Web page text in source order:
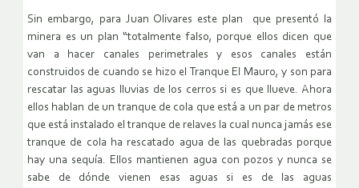
Sin embargo, para Juan Olivares este plan que presentó la
minera es un plan “totalmente falso, porque ellos dicen que
van a hacer canales perimetrales y esos canales están
construidos de cuando se hizo el Tranque El Mauro, y son para
rescatar las aguas lluvias de los cerros si es que llueve. Ahora
ellos hablan de un tranque de cola que está a un par de metros
que está instalado el tranque de relaves la cual nunca jamás ese
tranque de cola ha rescatado agua de las quebradas porque
hay una sequía. Ellos mantienen agua con pozos y nunca se
sabe de dónde vienen esas aguas si es de las aguas